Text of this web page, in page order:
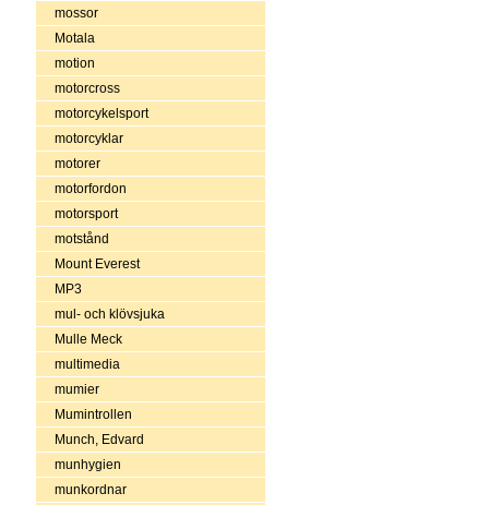
mossor
Motala
motion
motorcross
motorcykelsport
motorcyklar
motorer
motorfordon
motorsport
motstånd
Mount Everest
MP3
mul- och klövsjuka
Mulle Meck
multimedia
mumier
Mumintrollen
Munch, Edvard
munhygien
munkordnar